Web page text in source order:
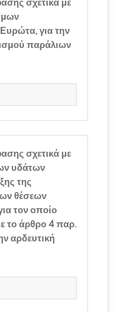
για την
παράλιων
σχετικά με
υδάτων
της
θέσεων
τον οποίο
το άρθρο 4 παρ.
αρδευτική